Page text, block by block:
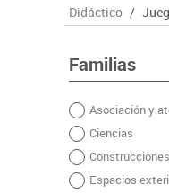
Archivo
Dibujo técnico
Escritura y
Higiene
Informática
Manualidades
Material
Didáctico /
Familias
Asociación y
Ciencias
Construcciones
Espacios